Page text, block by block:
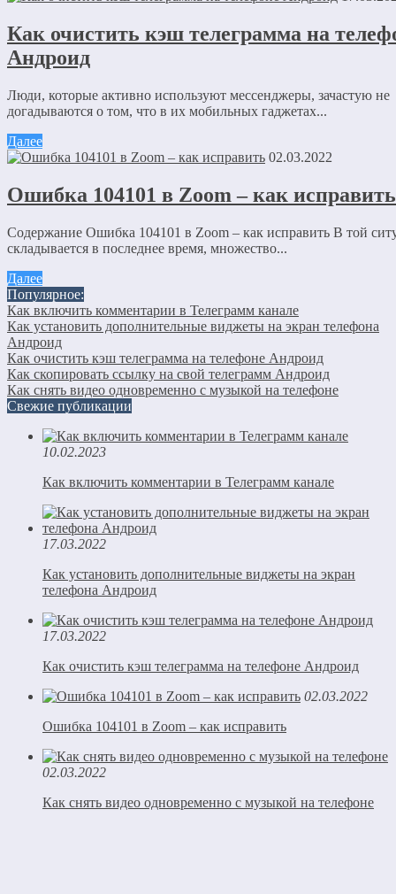
Отправляя сообщение, Вы разрешаете сбор и обработку
данных.Политика конфиденциальности.
Как очистить кэш телеграмма на
Андроид
Люди, которые активно используют мессенджеры, зачастую не
догадываются о том, что в их мобильных гаджетах...
Далее
02.03.2022
Ошибка 104101 в Zoom – как исправить
Содержание Ошибка 104101 в Zoom – как исправить В той
складывается в последнее время, множество...
Далее
Популярное:
Как включить комментарии в Телеграмм канале
Как установить дополнительные виджеты на экран телефона
Андроид
Как очистить кэш телеграмма на телефоне Андроид
Как скопировать ссылку на свой телеграмм Андроид
Как снять видео одновременно с музыкой на телефоне
Свежие публикации
10.02.2023
Как включить комментарии в Телеграмм канале
17.03.2022
Как установить дополнительные виджеты на экран
телефона Андроид
17.03.2022
Как очистить кэш телеграмма на телефоне Андроид
02.03.2022
Ошибка 104101 в Zoom – как исправить
02.03.2022
Как снять видео одновременно с музыкой на телефоне